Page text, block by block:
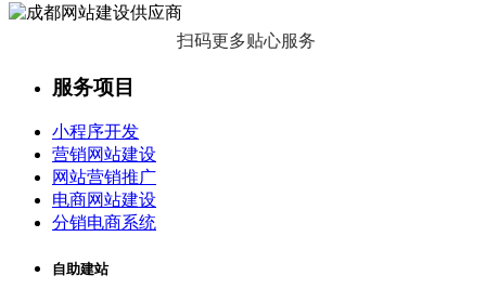
扫码更多贴心服务
服务项目
小程序开发
营销网站建设
网站营销推广
电商网站建设
分销电商系统
自助建站